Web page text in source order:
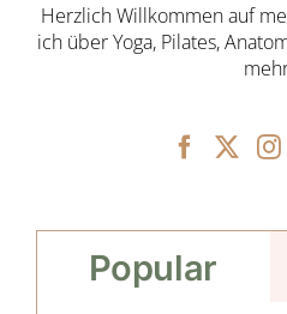
Herzlich Willkommen auf
ich über Yoga, Pilates,
Popular